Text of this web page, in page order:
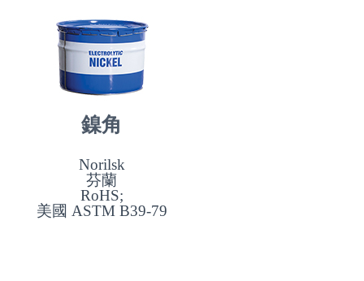
鎳角
Norilsk
芬蘭
RoHS;
美國 ASTM B39-79